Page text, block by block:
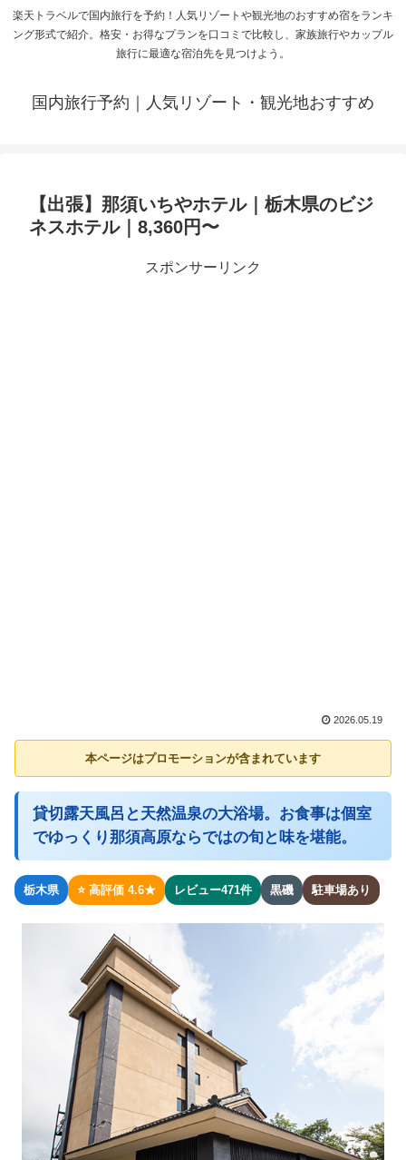
楽天トラベルで国内旅行を予約！人気リゾートや観光地のおすすめ宿をランキ
ング形式で紹介。格安・お得なプランを口コミで比較し、家族旅行やカップル
旅行に最適な宿泊先を見つけよう。
国内旅行予約｜人気リゾート・観光地おすすめ
【出張】那須いちやホテル｜栃木県のビジ
ネスホテル｜8,360円〜
スポンサーリンク
2026.05.19
本ページはプロモーションが含まれています
貸切露天風呂と天然温泉の大浴場。お食事は個室
でゆっくり那須高原ならではの旬と味を堪能。
栃木県 ⭐ 高評価 4.6★ レビュー471件 黒磯 駐車場あり